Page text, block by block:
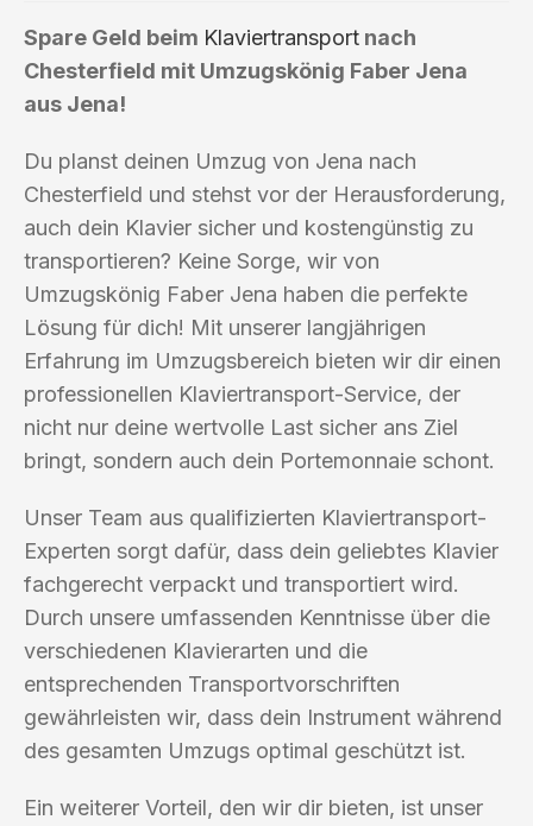
Spare Geld beim Klaviertransport nach
Chesterfield mit Umzugskönig Faber Jena
aus Jena!
Du planst deinen Umzug von Jena nach
Chesterfield und stehst vor der Herausforderung,
auch dein Klavier sicher und kostengünstig zu
transportieren? Keine Sorge, wir von
Umzugskönig Faber Jena haben die perfekte
Lösung für dich! Mit unserer langjährigen
Erfahrung im Umzugsbereich bieten wir dir einen
professionellen Klaviertransport-Service, der
nicht nur deine wertvolle Last sicher ans Ziel
bringt, sondern auch dein Portemonnaie schont.
Unser Team aus qualifizierten Klaviertransport-
Experten sorgt dafür, dass dein geliebtes Klavier
fachgerecht verpackt und transportiert wird.
Durch unsere umfassenden Kenntnisse über die
verschiedenen Klavierarten und die
entsprechenden Transportvorschriften
gewährleisten wir, dass dein Instrument während
des gesamten Umzugs optimal geschützt ist.
Ein weiterer Vorteil, den wir dir bieten, ist unser